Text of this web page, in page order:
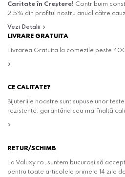
Caritate în Creștere! Contribuim
2.5% din profitul nostru anual către
Vezi Detalii
LIVRARE GRATUITA
Livrarea Gratuita la comezile peste
CE CALITATE?
Bijuteriile noastre sunt supuse unor
rezistente, garantând cea mai înaltă
RETUR/SCHIMB
La Valuxy.ro, suntem bucuroși să
pentru toate articolele primele 14 zile